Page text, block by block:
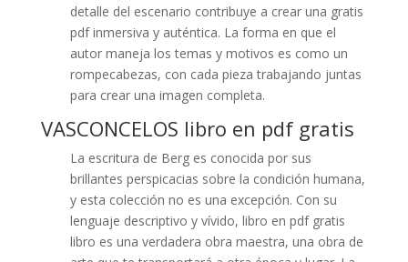
detalle del escenario contribuye a crear una gratis
pdf inmersiva y auténtica. La forma en que el
autor maneja los temas y motivos es como un
rompecabezas, con cada pieza trabajando juntas
para crear una imagen completa.
VASCONCELOS libro en pdf gratis
La escritura de Berg es conocida por sus
brillantes perspicacias sobre la condición humana,
y esta colección no es una excepción. Con su
lenguaje descriptivo y vívido, libro en pdf gratis
libro es una verdadera obra maestra, una obra de